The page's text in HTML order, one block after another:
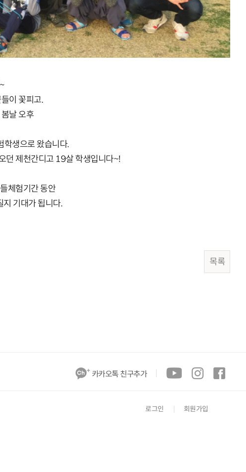
이 꽃피고.
날 오후
학생으로 왔습니다.
던 제천간디고 19살 학생입니다~!
체험기간 동안
지 기대가 됩니다.
목록
카카오톡 친구추가
로그인 회원가입